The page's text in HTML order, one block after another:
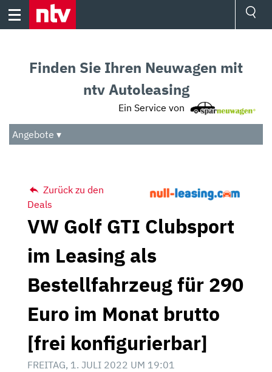
Skip
Audio
Das Beste
Finden Sie Ihren Neuwagen mit
ntv Autoleasing
Ein Service von
Angebote ▾
Zurück zu den
Deals
VW Golf GTI Clubsport
im Leasing als
Bestellfahrzeug für 290
Euro im Monat brutto
[frei konfigurierbar]
FREITAG, 1. JULI 2022 UM 19:01